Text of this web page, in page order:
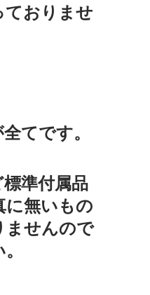
ておりませ
てです。
準付属品
に無いもの
ませんので